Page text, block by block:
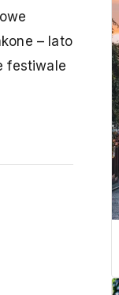
– lato
festiwale